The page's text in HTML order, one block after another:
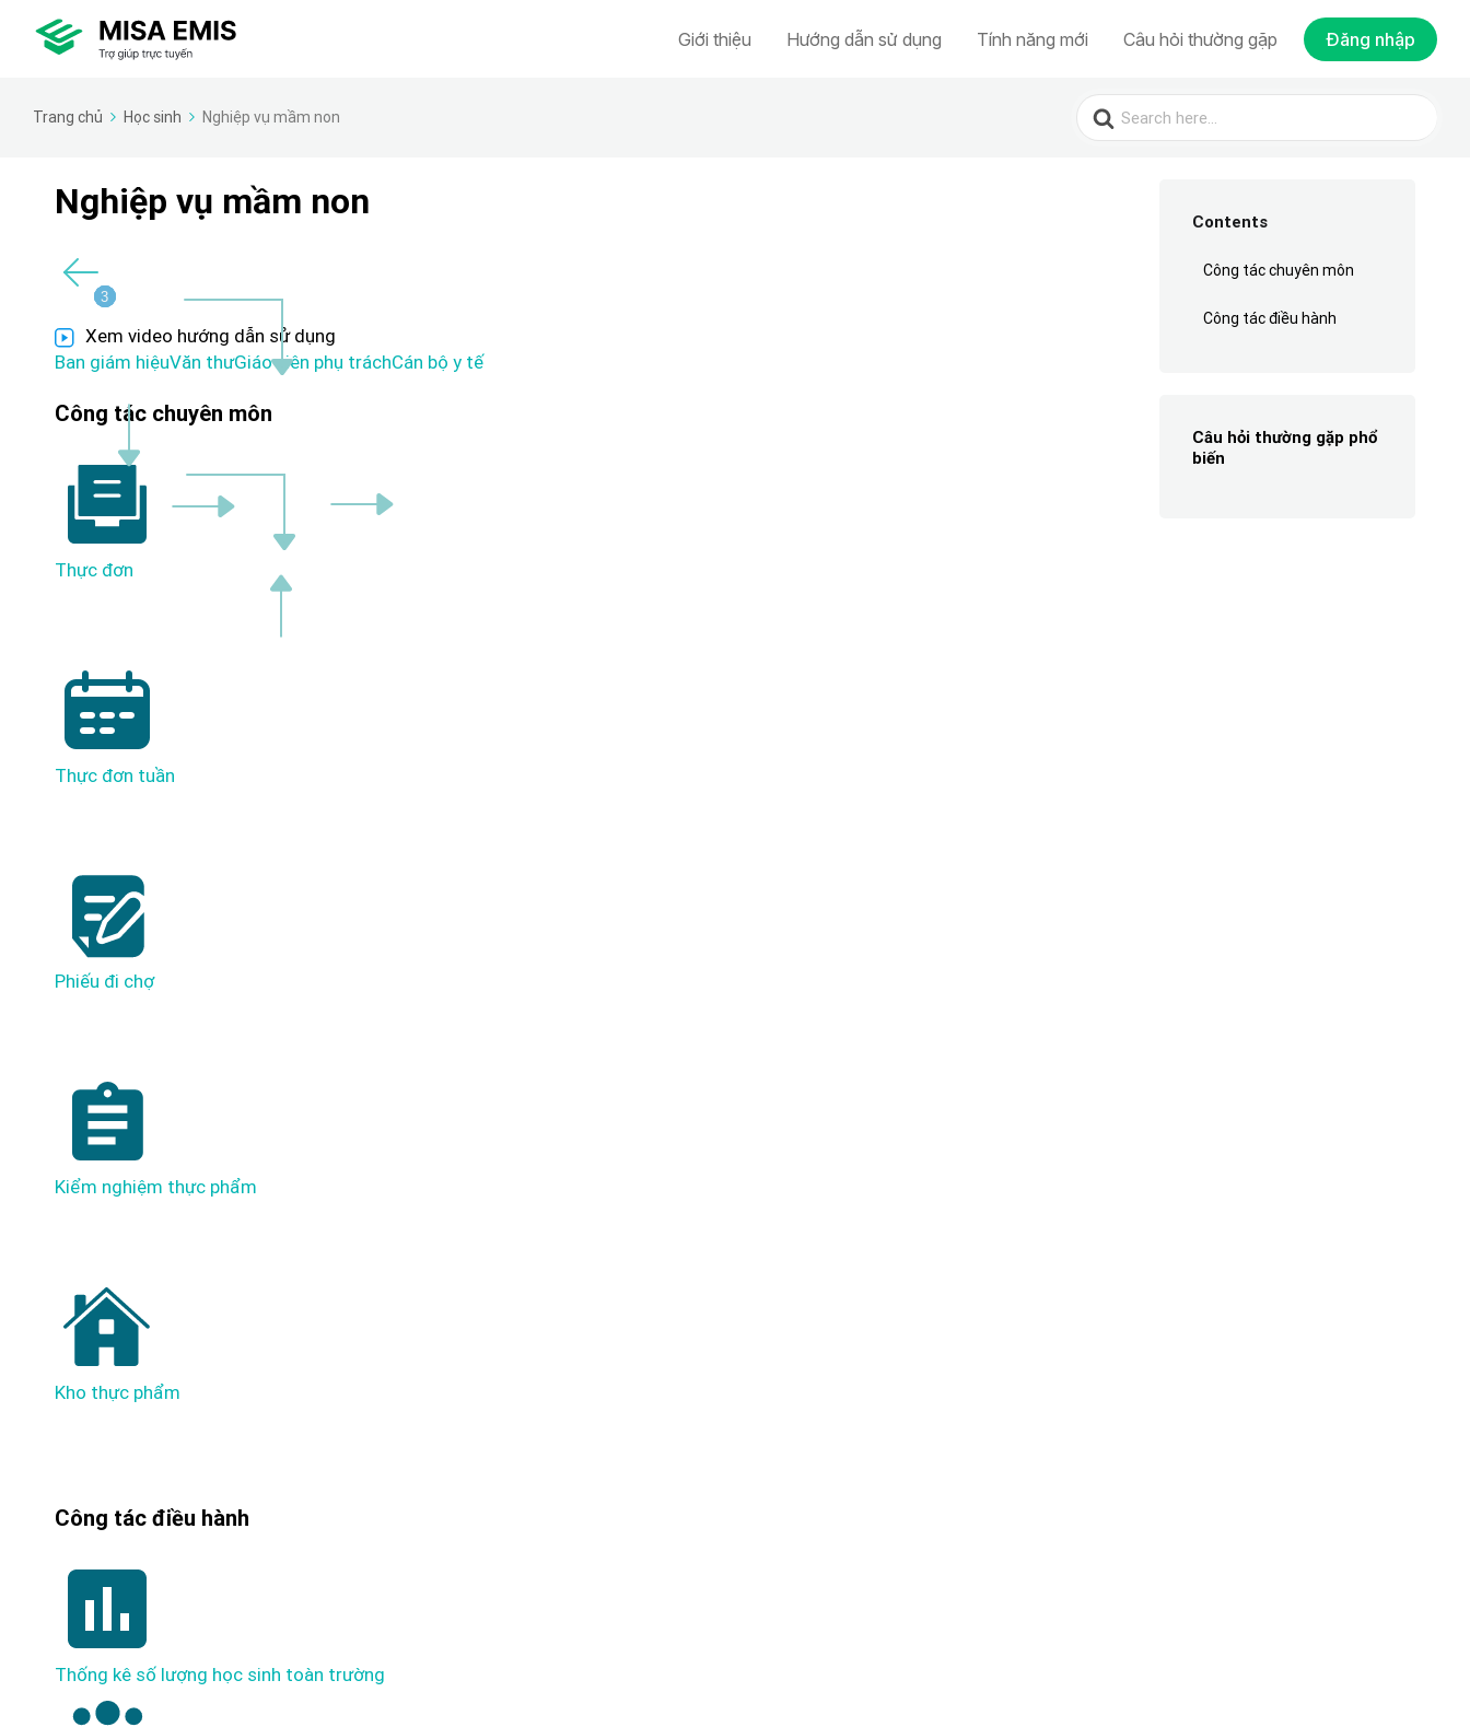
Giới thiệu Hướng dẫn sử dụng Tính năng mới Câu hỏi thường gặp Đăng nhập
Trang chủ Học sinh Nghiệp vụ mầm non
Search
for:
Nghiệp vụ mầm non
Xem video hướng dẫn sử dụng
Ban giám hiệuVăn thưGiáo viên phụ tráchCán bộ y tế
Công tác chuyên môn
Thực đơn
1
Thực đơn tuần
2
Phiếu đi chợ
4
Kiểm nghiệm thực phẩm
5
Kho thực phẩm
3
Công tác điều hành
Thống kê số lượng học sinh toàn trường
Contents
Công tác chuyên môn
Công tác điều hành
Câu hỏi thường gặp phổ
biến